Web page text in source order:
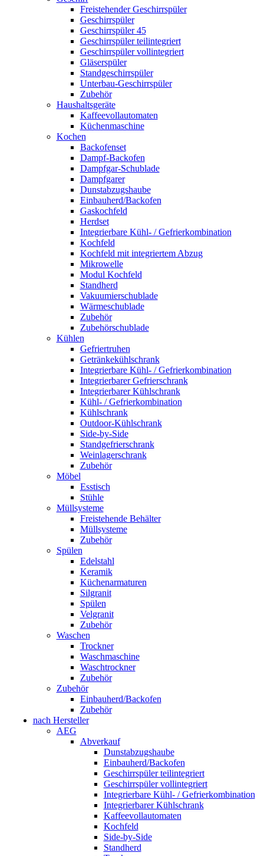
Freistehender Geschirrspüler
Geschirrspüler
Geschirrspüler 45
Geschirrspüler teilintegriert
Geschirrspüler vollintegriert
Gläserspüler
Standgeschirrspüler
Unterbau-Geschirrspüler
Zubehör
Haushaltsgeräte
Kaffeevollautomaten
Küchenmaschine
Kochen
Backofenset
Dampf-Backofen
Dampfgar-Schublade
Dampfgarer
Dunstabzugshaube
Einbauherd/Backofen
Gaskochfeld
Herdset
Integrierbare Kühl- / Gefrierkombination
Kochfeld
Kochfeld mit integriertem Abzug
Mikrowelle
Modul Kochfeld
Standherd
Vakuumierschublade
Wärmeschublade
Zubehör
Zubehörschublade
Kühlen
Gefriertruhen
Getränkekühlschrank
Integrierbare Kühl- / Gefrierkombination
Integrierbarer Gefrierschrank
Integrierbarer Kühlschrank
Kühl- / Gefrierkombination
Kühlschrank
Outdoor-Kühlschrank
Side-by-Side
Standgefrierschrank
Weinlagerschrank
Zubehör
Möbel
Esstisch
Stühle
Müllsysteme
Freistehende Behälter
Müllsysteme
Zubehör
Spülen
Edelstahl
Keramik
Küchenarmaturen
Silgranit
Spülen
Velgranit
Zubehör
Waschen
Trockner
Waschmaschine
Waschtrockner
Zubehör
Zubehör
Einbauherd/Backofen
Zubehör
nach Hersteller
AEG
Abverkauf
Dunstabzugshaube
Einbauherd/Backofen
Geschirrspüler teilintegriert
Geschirrspüler vollintegriert
Integrierbare Kühl- / Gefrierkombination
Integrierbarer Kühlschrank
Kaffeevollautomaten
Kochfeld
Side-by-Side
Standherd